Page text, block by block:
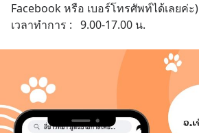
Facebook หรือ เบอร์โทรศัพท์ได้เลยค่ะ)
เวลาทำการ :   9.00-17.00 น.